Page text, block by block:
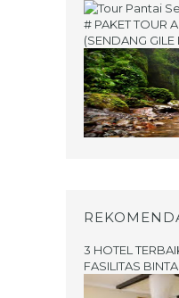
# PAKET TOUR
(SENDANG GILE
3 HOTEL
FASILITAS